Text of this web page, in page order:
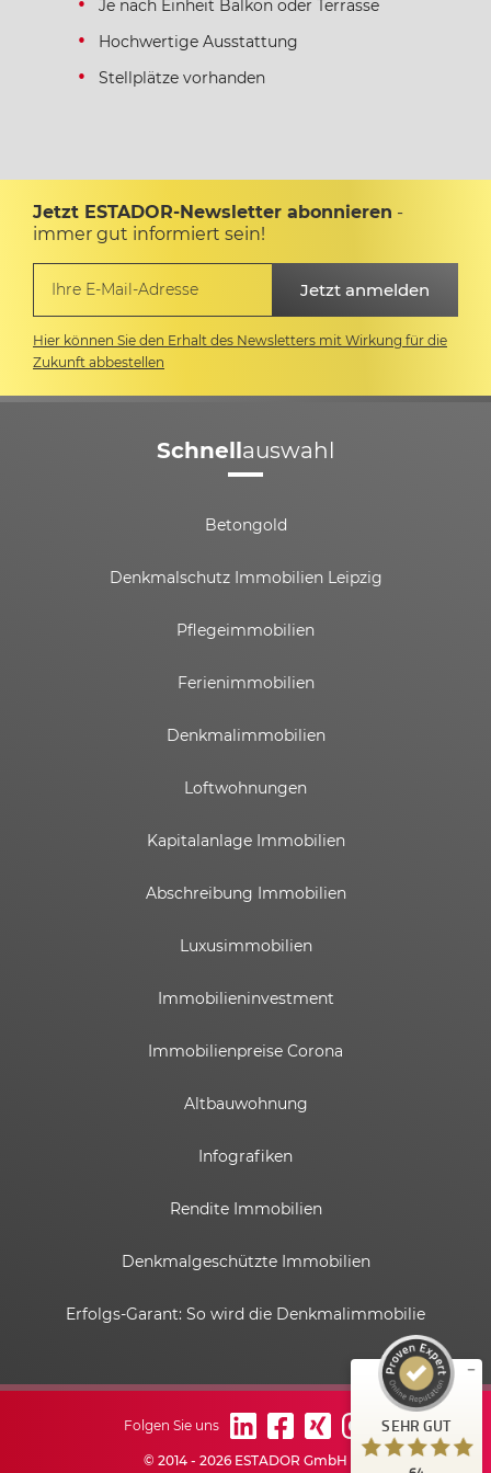
Je nach Einheit Balkon oder Terrasse
Hochwertige Ausstattung
Stellplätze vorhanden
Jetzt ESTADOR-Newsletter abonnieren -
immer gut informiert sein!
Hier können Sie den Erhalt des Newsletters mit Wirkung für die
Zukunft abbestellen
Schnellauswahl
Betongold
Denkmalschutz Immobilien Leipzig
Pflegeimmobilien
Ferienimmobilien
Denkmalimmobilien
Loftwohnungen
Kapitalanlage Immobilien
Abschreibung Immobilien
Luxusimmobilien
Immobilieninvestment
Immobilienpreise Corona
Altbauwohnung
Infografiken
Rendite Immobilien
Denkmalgeschützte Immobilien
Erfolgs-Garant: So wird die Denkmalimmobilie
© 2014 - 2026 ESTADOR GmbH
Folgen Sie uns SEHR GUT
Empfehlungen auf
ProvenExpert.com
6
Bewertungen auf
ProvenExpert.com
58
Bewertungen von
anderen Quelle